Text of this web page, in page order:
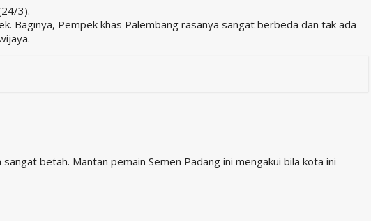
3).
Baginya, Pempek khas Palembang rasanya sangat berbeda dan tak ada
betah. Mantan pemain Semen Padang ini mengakui bila kota ini